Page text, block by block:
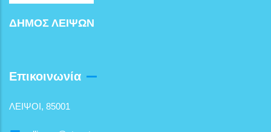
ΔΗΜΟΣ ΛΕΙΨΩΝ
Επικοινωνία
ΛΕΙΨΟΙ, 85001